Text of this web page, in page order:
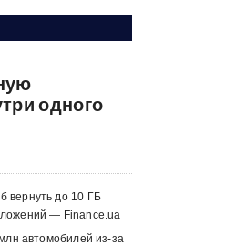
одного
вернуть до 10 ГБ
— Finance.ua
автомобилей из-за